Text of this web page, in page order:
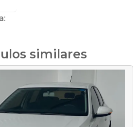
similares